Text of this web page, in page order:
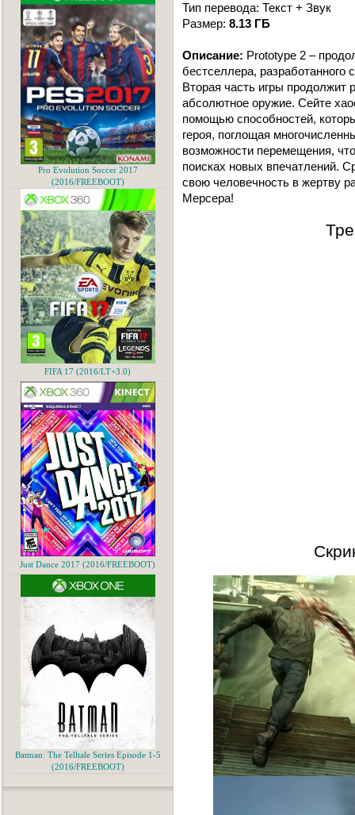
Тип перевода: Текст + Звук
Размер: 8.13 ГБ
Описание: Prototype 2 –
бестселлера, разработанного
Вторая часть игры продолжит
абсолютное оружие. Сейте
помощью способностей,
героя, поглощая
возможности перемещения,
поисках новых впечатлений.
свою человечность в жертву
Мерсера!
Pro Evolution Soccer 2017
(2016/FREEBOOT)
FIFA 17 (2016/LT+3.0)
Just Dance 2017 (2016/FREEBOOT)
Batman: The Telltale Series Episode 1-5
(2016/FREEBOOT)